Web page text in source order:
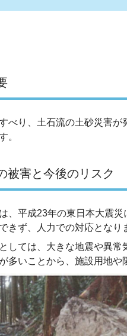
べり、土石流の土砂災害が
。
被害と今後のリスク
、平成23年の東日本大震災
きず、人力での対応となり
しては、大きな地震や異常
多いことから、施設用地や